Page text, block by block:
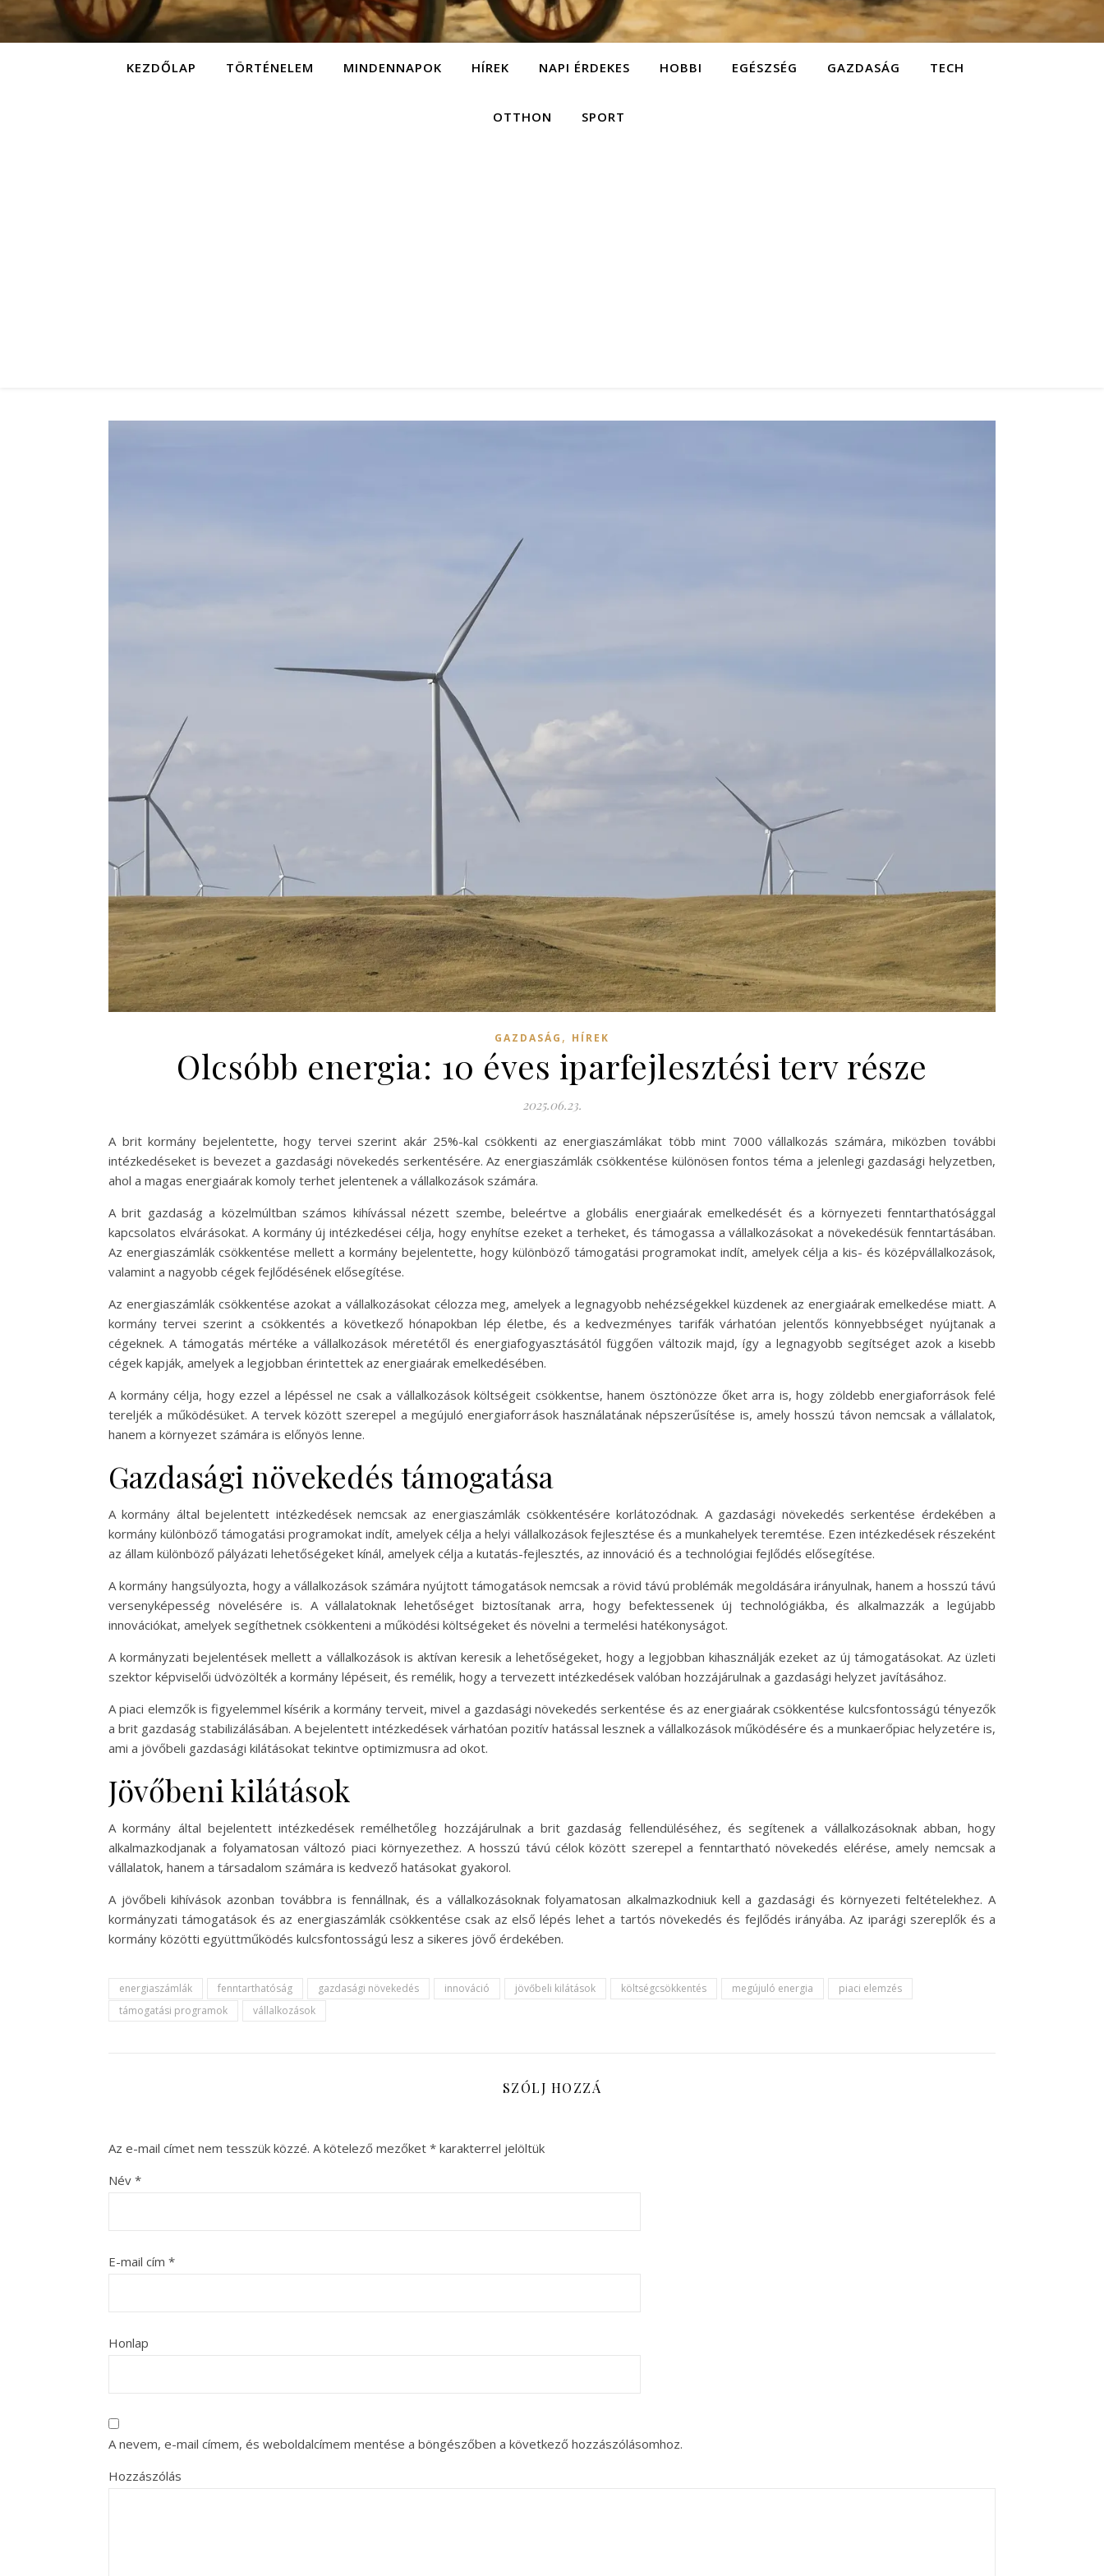
KEZDŐLAP TÖRTÉNELEM MINDENNAPOK HÍREK NAPI ÉRDEKES HOBBI EGÉSZSÉG GAZDASÁG TECH
OTTHON SPORT
GAZDASÁG , HÍREK
Olcsóbb energia: 10 éves iparfejlesztési terv része
2025.06.23.
A brit kormány bejelentette, hogy tervei szerint akár 25%-kal csökkenti az energiaszámlákat több mint 7000 vállalkozás számára, miközben további
intézkedéseket is bevezet a gazdasági növekedés serkentésére. Az energiaszámlák csökkentése különösen fontos téma a jelenlegi gazdasági helyzetben,
ahol a magas energiaárak komoly terhet jelentenek a vállalkozások számára.
A brit gazdaság a közelmúltban számos kihívással nézett szembe, beleértve a globális energiaárak emelkedését és a környezeti fenntarthatósággal
kapcsolatos elvárásokat. A kormány új intézkedései célja, hogy enyhítse ezeket a terheket, és támogassa a vállalkozásokat a növekedésük fenntartásában.
Az energiaszámlák csökkentése mellett a kormány bejelentette, hogy különböző támogatási programokat indít, amelyek célja a kis- és középvállalkozások,
valamint a nagyobb cégek fejlődésének elősegítése.
Az energiaszámlák csökkentése azokat a vállalkozásokat célozza meg, amelyek a legnagyobb nehézségekkel küzdenek az energiaárak emelkedése miatt. A
kormány tervei szerint a csökkentés a következő hónapokban lép életbe, és a kedvezményes tarifák várhatóan jelentős könnyebbséget nyújtanak a
cégeknek. A támogatás mértéke a vállalkozások méretétől és energiafogyasztásától függően változik majd, így a legnagyobb segítséget azok a kisebb
cégek kapják, amelyek a legjobban érintettek az energiaárak emelkedésében.
A kormány célja, hogy ezzel a lépéssel ne csak a vállalkozások költségeit csökkentse, hanem ösztönözze őket arra is, hogy zöldebb energiaforrások felé
tereljék a működésüket. A tervek között szerepel a megújuló energiaforrások használatának népszerűsítése is, amely hosszú távon nemcsak a vállalatok,
hanem a környezet számára is előnyös lenne.
Gazdasági növekedés támogatása
A kormány által bejelentett intézkedések nemcsak az energiaszámlák csökkentésére korlátozódnak. A gazdasági növekedés serkentése érdekében a
kormány különböző támogatási programokat indít, amelyek célja a helyi vállalkozások fejlesztése és a munkahelyek teremtése. Ezen intézkedések részeként
az állam különböző pályázati lehetőségeket kínál, amelyek célja a kutatás-fejlesztés, az innováció és a technológiai fejlődés elősegítése.
A kormány hangsúlyozta, hogy a vállalkozások számára nyújtott támogatások nemcsak a rövid távú problémák megoldására irányulnak, hanem a hosszú távú
versenyképesség növelésére is. A vállalatoknak lehetőséget biztosítanak arra, hogy befektessenek új technológiákba, és alkalmazzák a legújabb
innovációkat, amelyek segíthetnek csökkenteni a működési költségeket és növelni a termelési hatékonyságot.
A kormányzati bejelentések mellett a vállalkozások is aktívan keresik a lehetőségeket, hogy a legjobban kihasználják ezeket az új támogatásokat. Az üzleti
szektor képviselői üdvözölték a kormány lépéseit, és remélik, hogy a tervezett intézkedések valóban hozzájárulnak a gazdasági helyzet javításához.
A piaci elemzők is figyelemmel kísérik a kormány terveit, mivel a gazdasági növekedés serkentése és az energiaárak csökkentése kulcsfontosságú tényezők
a brit gazdaság stabilizálásában. A bejelentett intézkedések várhatóan pozitív hatással lesznek a vállalkozások működésére és a munkaerőpiac helyzetére is,
ami a jövőbeli gazdasági kilátásokat tekintve optimizmusra ad okot.
Jövőbeni kilátások
A kormány által bejelentett intézkedések remélhetőleg hozzájárulnak a brit gazdaság fellendüléséhez, és segítenek a vállalkozásoknak abban, hogy
alkalmazkodjanak a folyamatosan változó piaci környezethez. A hosszú távú célok között szerepel a fenntartható növekedés elérése, amely nemcsak a
vállalatok, hanem a társadalom számára is kedvező hatásokat gyakorol.
A jövőbeli kihívások azonban továbbra is fennállnak, és a vállalkozásoknak folyamatosan alkalmazkodniuk kell a gazdasági és környezeti feltételekhez. A
kormányzati támogatások és az energiaszámlák csökkentése csak az első lépés lehet a tartós növekedés és fejlődés irányába. Az iparági szereplők és a
kormány közötti együttműködés kulcsfontosságú lesz a sikeres jövő érdekében.
energiaszámlák fenntarthatóság gazdasági növekedés innováció jövőbeli kilátások költségcsökkentés megújuló energia
piaci elemzés
támogatási programok
vállalkozások
SZÓLJ HOZZÁ
Az e-mail címet nem tesszük közzé. A kötelező mezőket * karakterrel jelöltük
Név *
E-mail cím *
Honlap
A nevem, e-mail címem, és weboldalcímem mentése a böngészőben a következő hozzászólásomhoz.
Hozzászólás